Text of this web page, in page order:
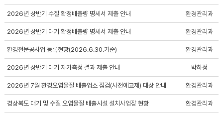
2026년 상반기 수질 확정배출량 명세서 제출 안내 환경관리과
2026년 상반기 대기 확정배출량 명세서 제출 안내 환경관리과
환경전문공사업 등록현황(2026.6.30.기준) 환경관리과
2026년 상반기 대기 자가측정 결과 제출 안내 박하정
2026년 7월 환경오염물질 배출업소 점검(사전예고제) 대상 안내 환경관리과
경상북도 대기 및 수질 오염물질 배출시설 설치사업장 현황 환경관리과